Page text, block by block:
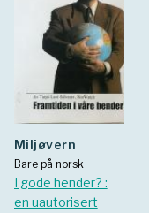
Miljøvern
Bare på norsk
I gode hender? :
en uautorisert